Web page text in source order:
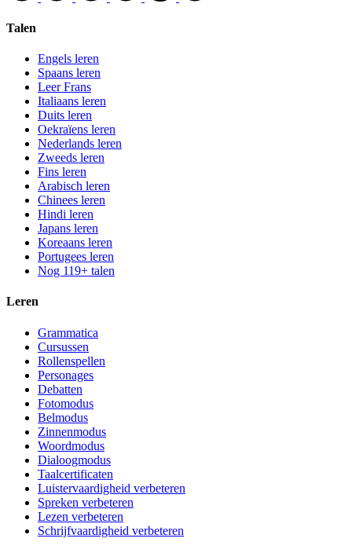
Talen
Engels leren
Spaans leren
Leer Frans
Italiaans leren
Duits leren
Oekraïens leren
Nederlands leren
Zweeds leren
Fins leren
Arabisch leren
Chinees leren
Hindi leren
Japans leren
Koreaans leren
Portugees leren
Nog 119+ talen
Leren
Grammatica
Cursussen
Rollenspellen
Personages
Debatten
Fotomodus
Belmodus
Zinnenmodus
Woordmodus
Dialoogmodus
Taalcertificaten
Luistervaardigheid verbeteren
Spreken verbeteren
Lezen verbeteren
Schrijfvaardigheid verbeteren